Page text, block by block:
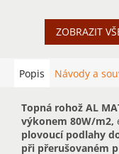
ZOBRAZIT
Popis Návody a
Topná rohož AL
výkonem 80W/m2,
plovoucí podlahy
při přerušovaném